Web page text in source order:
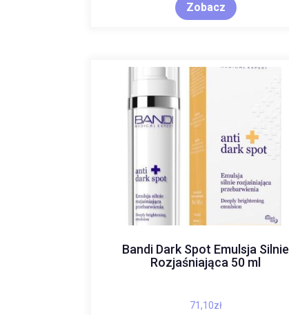
Zobacz
Bandi Dark Spot Emulsja Silnie
Rozjaśniająca 50 ml
71,10zł